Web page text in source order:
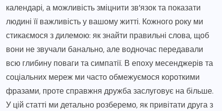
календарі, а можливість зміцнити зв’язок та показати
людині її важливість у вашому житті. Кожного року ми
стикаємося з дилемою: як знайти правильні слова, щоб
вони не звучали банально, але водночас передавали
всю глибину поваги та симпатії. В епоху месенджерів та
соціальних мереж ми часто обмежуємося короткими
фразами, проте справжня дружба заслуговує на більше.
У цій статті ми детально розберемо, як привітати друга з